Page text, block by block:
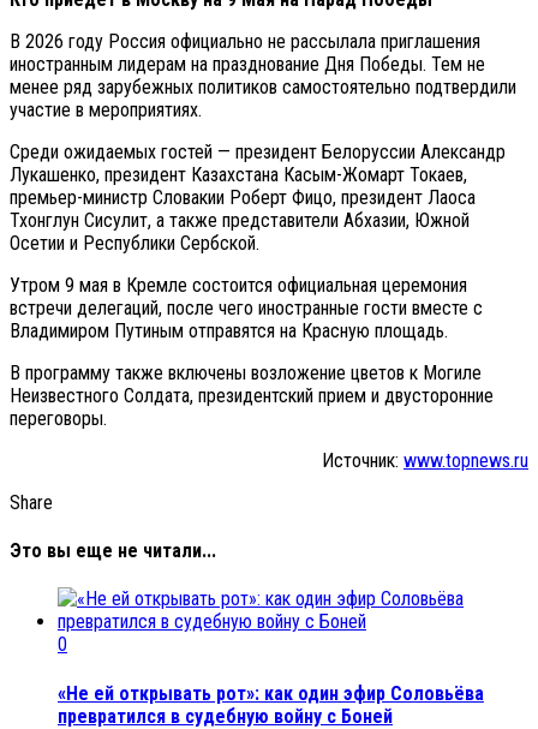
В 2026 году Россия официально не рассылала приглашения
иностранным лидерам на празднование Дня Победы. Тем не
менее ряд зарубежных политиков самостоятельно подтвердили
участие в мероприятиях.
Среди ожидаемых гостей — президент Белоруссии Александр
Лукашенко, президент Казахстана Касым-Жомарт Токаев,
премьер-министр Словакии Роберт Фицо, президент Лаоса
Тхонглун Сисулит, а также представители Абхазии, Южной
Осетии и Республики Сербской.
Утром 9 мая в Кремле состоится официальная церемония
встречи делегаций, после чего иностранные гости вместе с
Владимиром Путиным отправятся на Красную площадь.
В программу также включены возложение цветов к Могиле
Неизвестного Солдата, президентский прием и двусторонние
переговоры.
Источник: www.topnews.ru
Share
Это вы еще не читали...
0
«Не ей открывать рот»: как один эфир Соловьёва
превратился в судебную войну с Боней